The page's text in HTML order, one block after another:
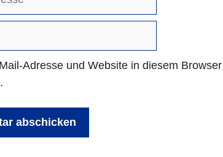
Adresse und Website in diesem